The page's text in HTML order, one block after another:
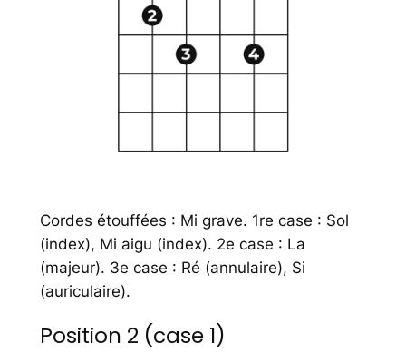
Cordes étouffées : Mi grave. 1re case : Sol
(index), Mi aigu (index). 2e case : La
(majeur). 3e case : Ré (annulaire), Si
(auriculaire).
Position 2 (case 1)